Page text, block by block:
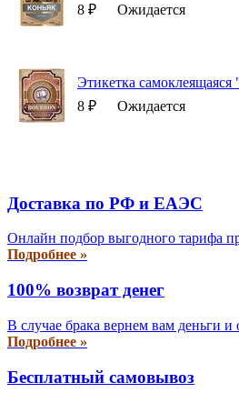
8 ₽
Ожидается
Этикетка
8 ₽
Ожидается
Доставка по РФ и EAЭС
Онлайн подбор выгодного тарифа
Подробнее »
100% возврат денег
В случае брака вернем вам деньги и
Подробнее »
Бесплатный самовывоз